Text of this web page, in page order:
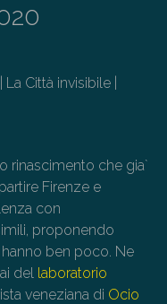
rinascimento che gia`
Firenze e
con
proponendo
ben poco. Ne
del laboratorio
veneziana di Ocio